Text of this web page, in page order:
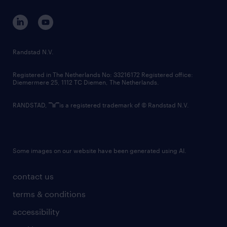
corporate governance
randstad innovation fund
country websites
contact us
terms & conditions
accessibility
Randstad N.V.
Registered in The Netherlands No: 33216172 Registered office:
Diemermere 25, 1112 TC Diemen, The Netherlands.
RANDSTAD, is a registered trademark of © Randstad N.V.
Some images on our website have been generated using AI.